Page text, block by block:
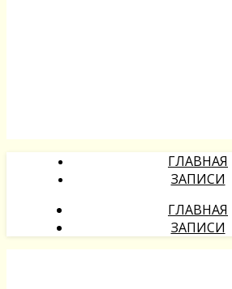
ГЛАВНАЯ
ЗАПИСИ
ГЛАВНАЯ
ЗАПИСИ